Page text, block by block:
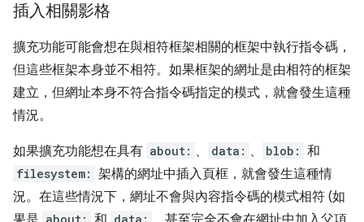
插入相關影格
擴充功能可能會想在與相符框架相關的框架中執行指令碼，
但這些框架本身並不相符。如果框架的網址是由相符的框架
建立，但網址本身不符合指令碼指定的模式，就會發生這種
情況。
如果擴充功能想在具有 about: 、 data: 、 blob: 和
filesystem: 架構的網址中插入頁框，就會發生這種情
況。在這些情況下，網址不會與內容指令碼的模式相符 (如